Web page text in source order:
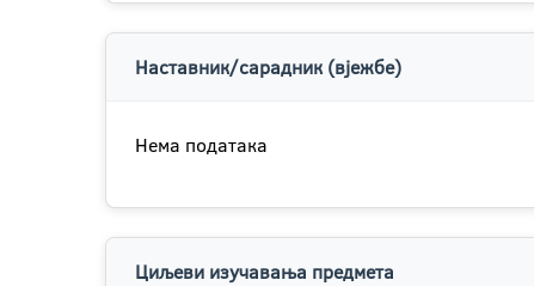
Наставник/сарадник (вјежбе)
Нема података
Циљеви изучавања предмета